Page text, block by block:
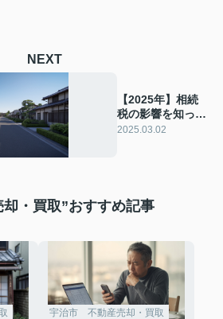
NEXT
【2025年】相続
税の影響を知って
いますか？売却方
2025.03.02
・買取”おすすめ記事
宇治市 不動産売却・買取